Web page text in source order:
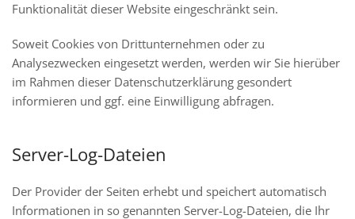
Funktionalität dieser Website eingeschränkt sein.
Soweit Cookies von Drittunternehmen oder zu
Analysezwecken eingesetzt werden, werden wir Sie hierüber
im Rahmen dieser Datenschutzerklärung gesondert
informieren und ggf. eine Einwilligung abfragen.
Server-Log-Dateien
Der Provider der Seiten erhebt und speichert automatisch
Informationen in so genannten Server-Log-Dateien, die Ihr